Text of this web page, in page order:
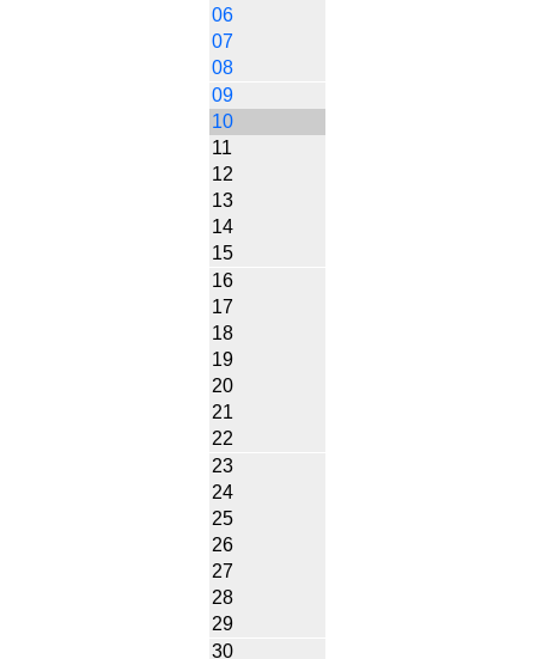
06
07
08
09
10
11
12
13
14
15
16
17
18
19
20
21
22
23
24
25
26
27
28
29
30